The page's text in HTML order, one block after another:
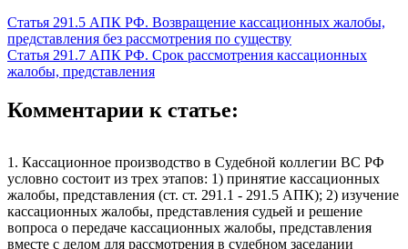
Статья 291.5 АПК РФ. Возвращение кассационных жалобы,
представления без рассмотрения по существу
Статья 291.7 АПК РФ. Срок рассмотрения кассационных
жалобы, представления
Комментарии к статье:
1. Кассационное производство в Судебной коллегии ВС РФ
условно состоит из трех этапов: 1) принятие кассационных
жалобы, представления (ст. ст. 291.1 - 291.5 АПК); 2) изучение
кассационных жалобы, представления судьей и решение
вопроса о передаче кассационных жалобы, представления
вместе с делом для рассмотрения в судебном заседании